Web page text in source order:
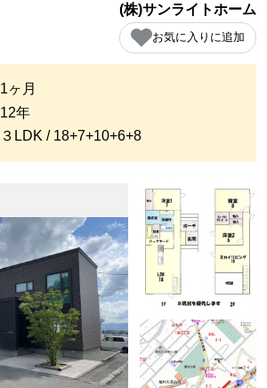
(株)サンライトホーム
お気に入りに追加
1ヶ月
12年
３LDK / 18+7+10+6+8